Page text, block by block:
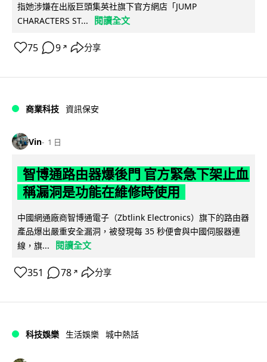
指她涉嫌在出版巨頭集英社旗下官方網店「JUMP
CHARACTERS ST...
閱讀全文
75 9 ↗ 分享
商業科技 資訊保安
Vin 1 日
智博通路由器爆後門 官方緊急下架止血
稱漏洞是功能在維修時使用
中國網通廠商智博通電子（Zbtlink Electronics）旗下的路由器
產品爆出嚴重安全漏洞，被發現每 35 秒便會與中國伺服器連
線，旗...
閱讀全文
351 78 ↗ 分享
科技娛樂 生活娛樂 城中熱話